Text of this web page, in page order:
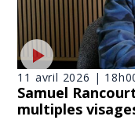
11 avril 2026 |
Samuel
multiples